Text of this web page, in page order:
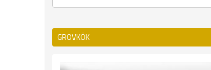
GROVKÖK